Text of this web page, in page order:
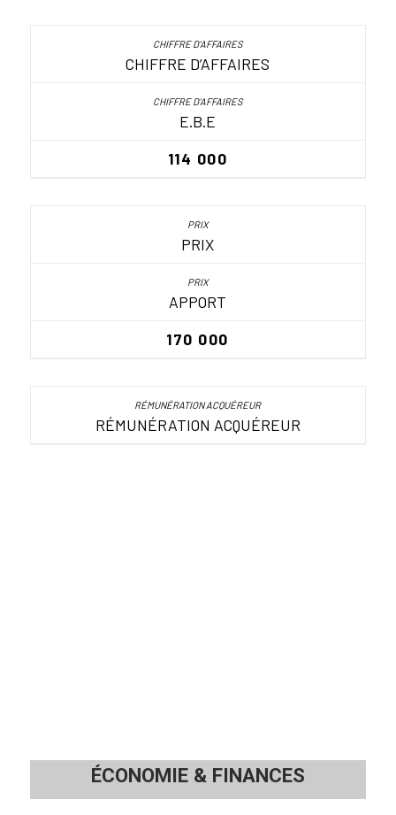
CHIFFRE D’AFFAIRES
E.B.E
114 000
PRIX
APPORT
170 000
RÉMUNÉRATION ACQUÉREUR
ÉCONOMIE &FINANCES